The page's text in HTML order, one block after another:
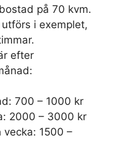
på 70 kvm.
i exemplet,
efter
700 – 1000 kr
2000 – 3000 kr
vecka: 1500 –